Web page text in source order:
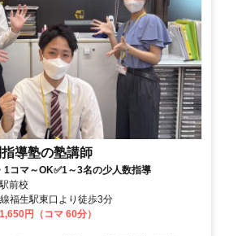
導塾の塾講師
1コマ～OK✅1～3名の少人数指導
前校
福生駅東口より徒歩3分
円（コマ 60分）